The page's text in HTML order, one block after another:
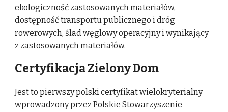
ekologiczność zastosowanych materiałów,
dostępność transportu publicznego i dróg
rowerowych, ślad węglowy operacyjny i wynikający
z zastosowanych materiałów.
Certyfikacja Zielony Dom
Jest to pierwszy polski certyfikat wielokryterialny
wprowadzony przez Polskie Stowarzyszenie